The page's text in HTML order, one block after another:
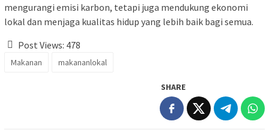
mengurangi emisi karbon, tetapi juga mendukung ekonomi
lokal dan menjaga kualitas hidup yang lebih baik bagi semua.
Post Views: 478
Makanan makananlokal
SHARE